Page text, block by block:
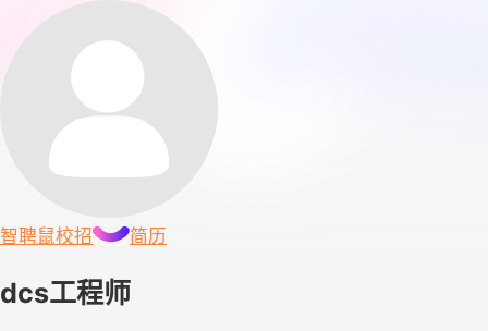
智聘鼠校招 简历
dcs工程师